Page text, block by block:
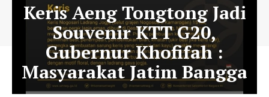
Keris Aeng Tongtong Jadi
Souvenir KTT G20,
Gubernur Khofifah :
Masyarakat Jatim Bangga